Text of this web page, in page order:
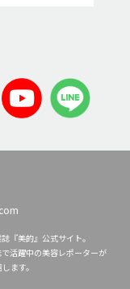
『美的』公式サイト。
活躍中の美容レポーターが
ます。